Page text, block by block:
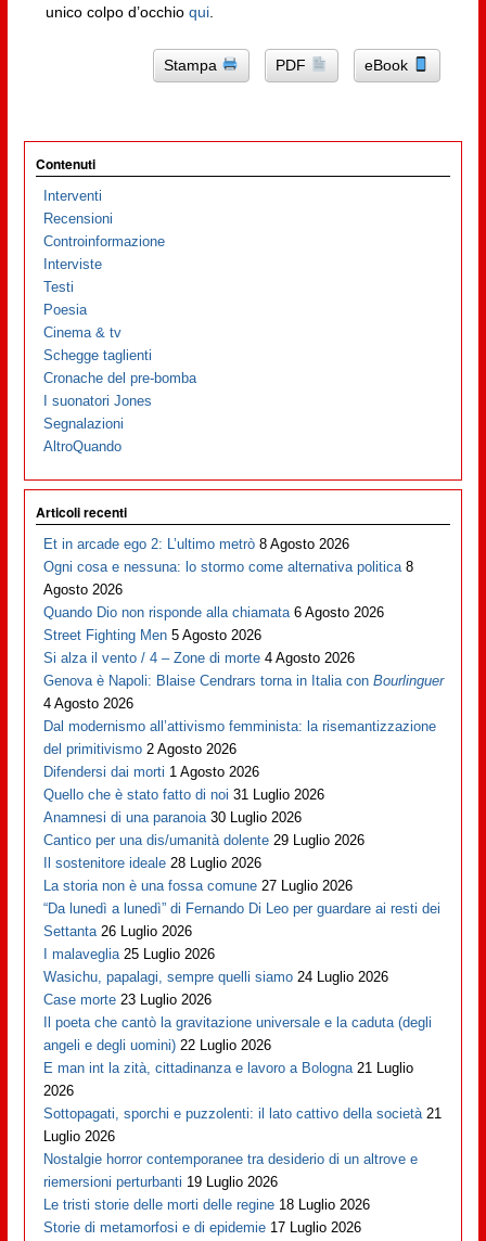
unico colpo d’occhio qui.
Stampa PDF eBook
Contenuti
Interventi
Recensioni
Controinformazione
Interviste
Testi
Poesia
Cinema & tv
Schegge taglienti
Cronache del pre-bomba
I suonatori Jones
Segnalazioni
AltroQuando
Articoli recenti
Et in arcade ego 2: L’ultimo metrò 8 Agosto 2026
Ogni cosa e nessuna: lo stormo come alternativa politica 8
Agosto 2026
Quando Dio non risponde alla chiamata 6 Agosto 2026
Street Fighting Men 5 Agosto 2026
Si alza il vento / 4 – Zone di morte 4 Agosto 2026
Genova è Napoli: Blaise Cendrars torna in Italia conBourlinguer
4 Agosto 2026
Dal modernismo all’attivismo femminista: la risemantizzazione
del primitivismo 2 Agosto 2026
Difendersi dai morti 1 Agosto 2026
Quello che è stato fatto di noi 31 Luglio 2026
Anamnesi di una paranoia 30 Luglio 2026
Cantico per una dis/umanità dolente 29 Luglio 2026
Il sostenitore ideale 28 Luglio 2026
La storia non è una fossa comune 27 Luglio 2026
“Da lunedì a lunedì” di Fernando Di Leo per guardare ai resti dei
Settanta 26 Luglio 2026
I malaveglia 25 Luglio 2026
Wasichu, papalagi, sempre quelli siamo 24 Luglio 2026
Case morte 23 Luglio 2026
Il poeta che cantò la gravitazione universale e la caduta (degli
angeli e degli uomini) 22 Luglio 2026
E man int la zità, cittadinanza e lavoro a Bologna 21 Luglio
2026
Sottopagati, sporchi e puzzolenti: il lato cattivo della società 21
Luglio 2026
Nostalgie horror contemporanee tra desiderio di un altrove e
riemersioni perturbanti 19 Luglio 2026
Le tristi storie delle morti delle regine 18 Luglio 2026
Storie di metamorfosi e di epidemie 17 Luglio 2026